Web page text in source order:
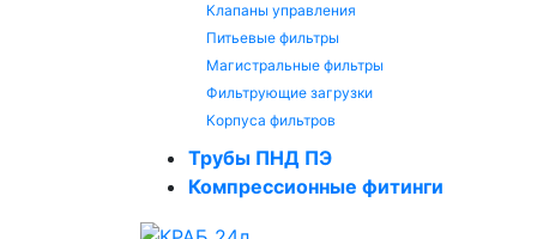
Клапаны управления
Питьевые фильтры
Магистральные фильтры
Фильтрующие загрузки
Корпуса фильтров
Трубы ПНД ПЭ
Компрессионные фитинги